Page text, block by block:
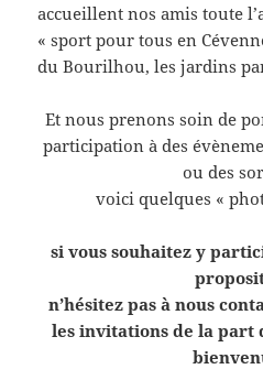
accueillent nos amis toute
« sport pour tous en
du Bourilhou, les jardins
Et nous prenons soin de
participation à des
ou des
voici quelques «
si vous souhaitez y
n’hésitez pas à nous
les invitations de la part